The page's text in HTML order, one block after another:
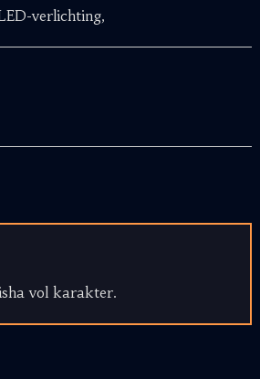
verlichting,
vol karakter.